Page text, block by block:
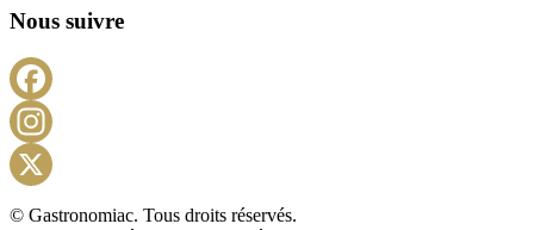
Nous suivre
X
© Gastronomiac. Tous droits réservés.